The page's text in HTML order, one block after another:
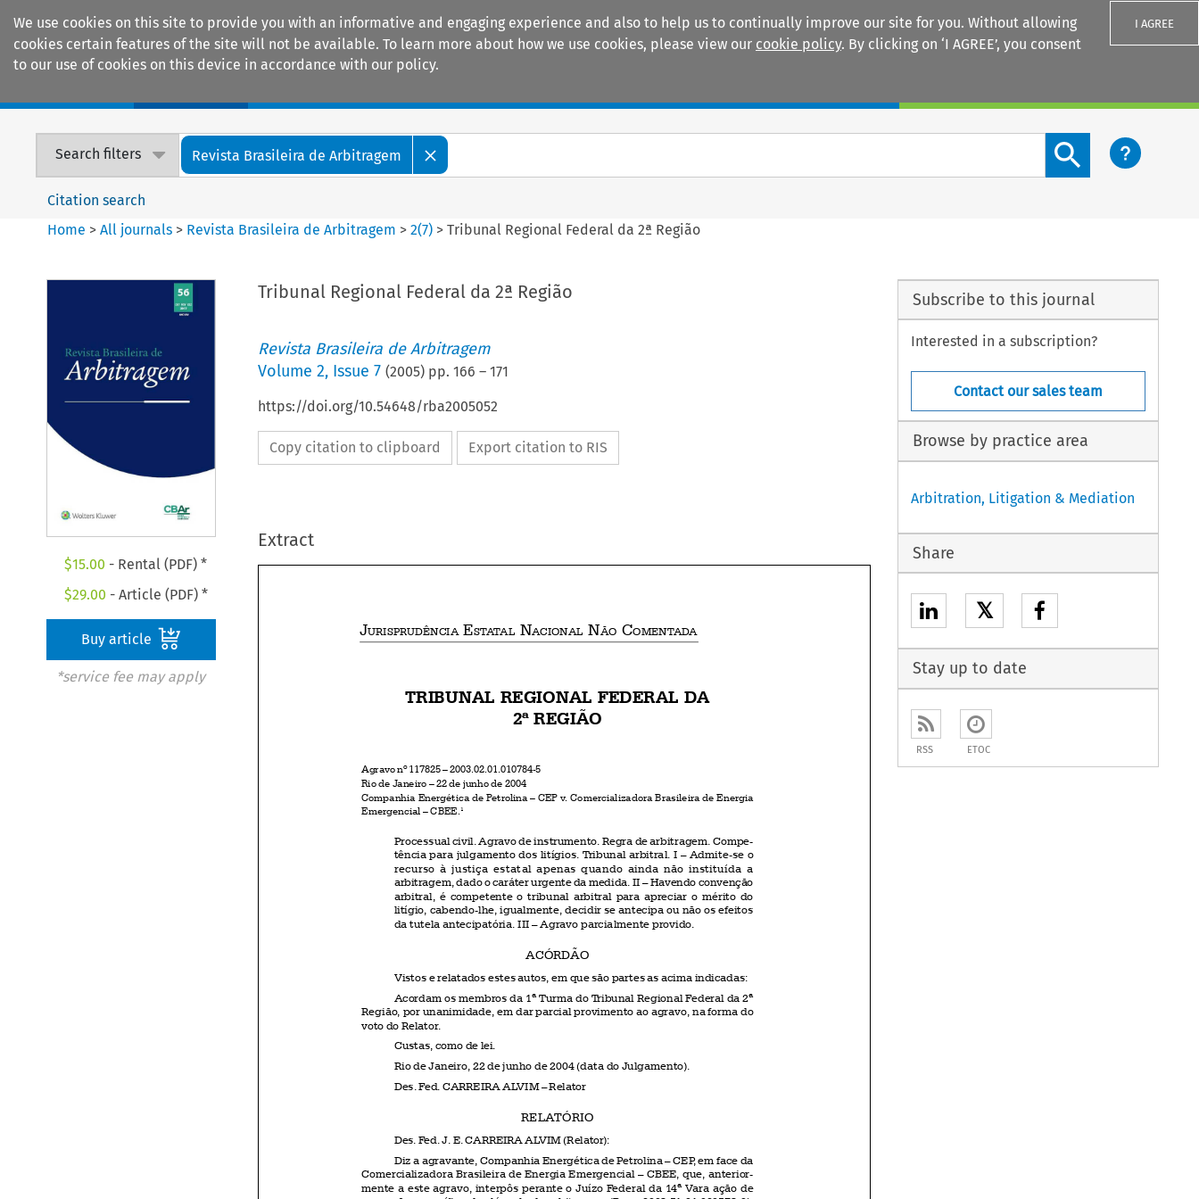
We use cookies on this site to provide you with an informative and engaging experience and also to help us to continually improve our site for you. Without allowing
cookies certain features of the site will not be available. To learn more about how we use cookies, please view our cookie policy. By clicking on ‘I AGREE’, you consent
to our use of cookies on this device in accordance with our policy.
I AGREE
Search filters Revista Brasileira de Arbitragem
Search content button
Citation search
Home >All journals > Revista Brasileira de Arbitragem >2(7) >Tribunal Regional Federal da 2ª Região
$15.00 - Rental (PDF) *
$29.00 - Article (PDF) *
Buy article
*service fee may apply
Tribunal Regional Federal da 2ª Região
Revista Brasileira de Arbitragem
Volume 2, Issue 7 (2005) pp. 166 – 171
https://doi.org/10.54648/rba2005052
Copy citation to clipboard Export citation to RIS
Extract
         


























JURISPRUDÊNCIA ESTATAL NACIONAL N ÃO COMENTADA
2ª REGIÃO
Agravo nº 117825 – 2003.02.01.010784-5
Emergencial – CBEE.1
Processual civil. Agravo de instrumento. Regra de arbitragem. Compe-
tência para julgamento dos litígios. Tribunal arbitral. I – Admite-se o
recurso  à  justiça  estatal  apenas  quando  ainda  não  instituída  a
arbitragem, dado o caráter urgente da medida. II – Havendo convenção
arbitral,  é  competente  o  tribunal  arbitral  para  apreciar  o  mérito  do
litígio, cabendo-lhe, igualmente, decidir se antecipa ou não os efeitos
da tutela antecipatória. III – Agravo parcialmente provido.
ACÓRDÃO
Vistos e relatados estes autos, em que são partes as acima indicadas:
Região, por unanimidade, em dar parcial provimento ao agravo, na forma do
voto do Relator.
Custas, como de lei.
Rio de Janeiro, 22 de junho de 2004 (data do Julgamento).
RELATÓRIO
Diz a agravante, Companhia Energética de Petrolina – CEP, em face da
mente a este agravo, interpôs perante o Juízo Federal da 14ª Vara ação de
execução específica de cláusula de arbitragem (Proc. 2003.51.01.020573-0),
com fulcro nos arts. 6º, parágrafo único e 7º da Lei nº 9.307/96, tendo por
objeto a declaração da competência do Centro Brasileiro de Mediação e Arbi-
tragem – CBMA e da aplicabilidade da Regra de Arbitragem dessa entidade
Subscribe to this journal
Interested in a subscription?
Contact our sales team
Browse by practice area
Arbitration, Litigation & Mediation
Share
𝕏
Stay up to date
RSS ETOC